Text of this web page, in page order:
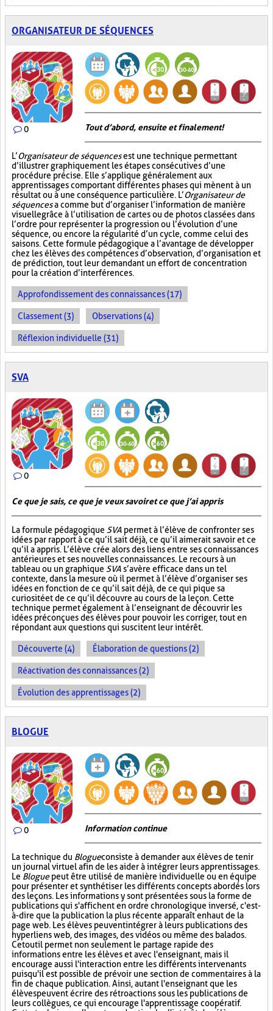
ORGANISATEUR DE SÉQUENCES
0 Tout d’abord, ensuite et finalement!
L’Organisateur de séquencesest une technique permettant
d’illustrer graphiquement les étapes consécutives d’une
procédure précise. Elle s’applique généralement aux
apprentissages comportant différentes phases qui mènent à un
résultat ou à une conséquence particulière. L’Organisateur de
séquencesa comme but d’organiser l’information de manière
visuellegrâce à l’utilisation de cartes ou de photos classées dans
l’ordre pour représenter la progression ou l’évolution d’une
séquence, ou encore la régularité d’un cycle, comme celui des
saisons. Cette formule pédagogique a l’avantage de développer
chez les élèves des compétences d’observation, d’organisation et
de prédiction, tout leur demandant un effort de concentration
pour la création d’interférences.
Approfondissement des connaissances (17)
Classement (3) Observations (4)
Réflexion individuelle (31)
SVA
0
Ce que je sais, ce que je veux savoir et ce que j’ai appris
La formule pédagogique SVA permet à l’élève de confronter ses
idées par rapport à ce qu’il sait déjà, ce qu’il aimerait savoir et ce
qu’il a appris. L’élève crée alors des liens entre ses connaissances
antérieures et ses nouvelles connaissances. Le recours à un
tableau ou un graphique SVA s’avère efficace dans un tel
contexte, dans la mesure où il permet à l’élève d’organiser ses
idées en fonction de ce qu’il sait déjà, de ce qui pique sa
curiosité et de ce qu’il découvre au cours de la leçon. Cette
technique permet également à l’enseignant de découvrir les
idées préconçues des élèves pour pouvoir les corriger, tout en
répondant aux questions qui suscitent leur intérêt.
Découverte (4) Élaboration de questions (2)
Réactivation des connaissances (2)
Évolution des apprentissages (2)
BLOGUE
0 Information continue
La technique du Blogueconsiste à demander aux élèves de tenir
un journal virtuel afin de les aider à intégrer leurs apprentissages.
Le Bloguepeut être utilisé de manière individuelle ou en équipe
pour présenter et synthétiser les différents concepts abordés lors
des leçons. Les informations y sont présentées sous la forme de
publications qui s'affichent en ordre chronologique inversé, c'est-
à-dire que la publication la plus récente apparaît en haut de la
page web. Les élèves peuvent intégrer à leurs publications des
hyperliens web, des images, des vidéos ou même des balados.
Cet outil permet non seulement le partage rapide des
informations entre les élèves et avec l'enseignant, mais il
encourage aussi l'interaction entre les différents intervenants
puisqu'il est possible de prévoir une section de commentaires à la
fin de chaque publication. Ainsi, autant l'enseignant que les
élèves peuvent écrire des rétroactions sous les publications de
leurs collègues, ce qui encourage l'apprentissage coopératif.